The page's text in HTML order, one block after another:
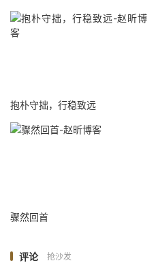
抱朴守拙，行稳致远
骤然回首
评论 抢沙发